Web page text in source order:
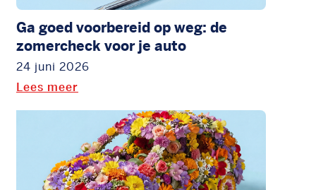
Ga goed voorbereid op weg: de
zomercheck voor je auto
24 juni 2026
Lees meer